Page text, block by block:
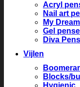
Acryl
Nail art
My
Gel
Diva
Vijlen
Blocks/
Hygienic